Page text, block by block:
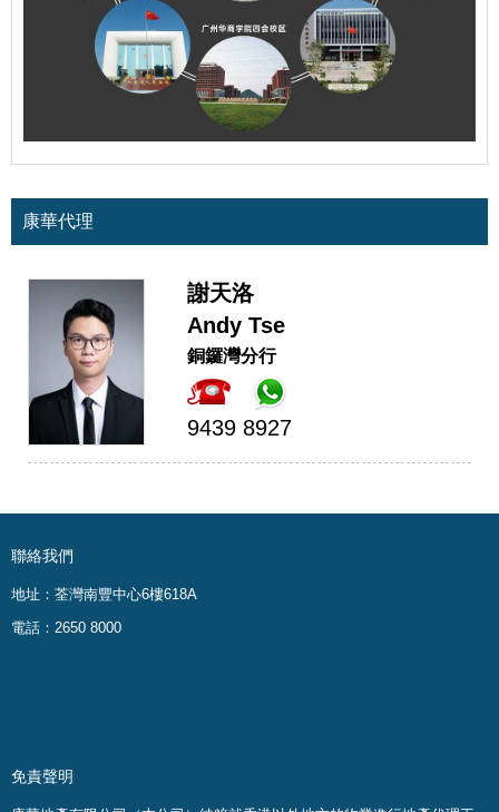
康華代理
謝天洛
Andy Tse
銅鑼灣分行
9439 8927
聯絡我們
地址：荃灣南豐中心6樓618A
電話：2650 8000
免責聲明